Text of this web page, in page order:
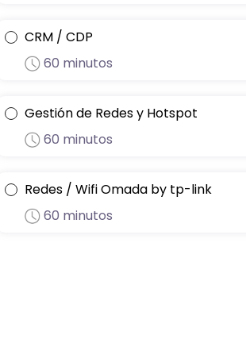
CRM / CDP
60 minutos
Gestión de Redes y Hotspot
60 minutos
Redes / Wifi Omada by tp-link
60 minutos